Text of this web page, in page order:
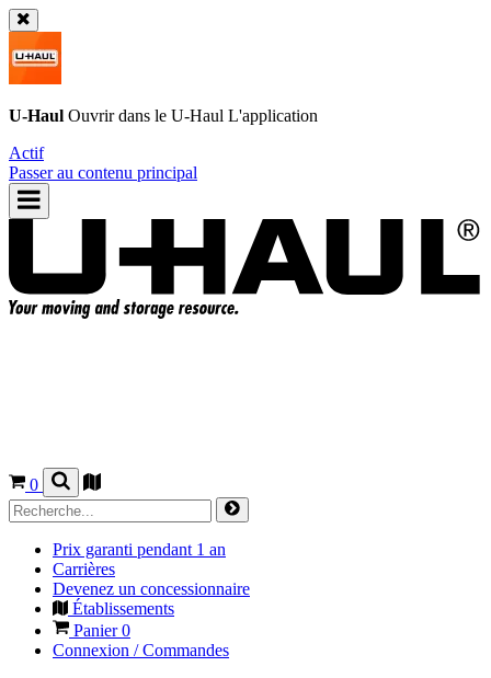
U-Haul Ouvrir dans le U-Haul L'application
Actif
Passer au contenu principal
0
Prix garanti pendant 1 an
Carrières
Devenez un concessionnaire
Établissements
Panier0
Connexion / Commandes